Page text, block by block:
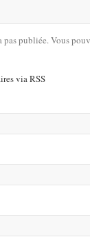
pas publiée. Vous
via RSS